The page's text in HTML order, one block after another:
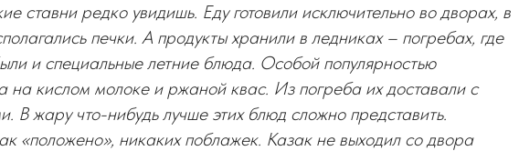
ставни редко увидишь. Еду готовили исключительно во дворах, в
печки. А продукты хранили в ледниках – погребах, где
и специальные летние блюда. Особой популярностью
на кислом молоке и ржаной квас. Из погреба их доставали с
В жару что-нибудь лучше этих блюд сложно представить.
«положено», никаких поблажек. Казак не выходил со двора